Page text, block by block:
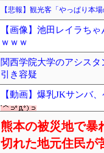
【悲報】観光客「やっぱり本
【画像】池田レイラち
ｗｗｗ
関西学院大学のアシス
引き容疑
【動画】爆乳JKサンバ
熊本の被災地で暴
切れた地元住民